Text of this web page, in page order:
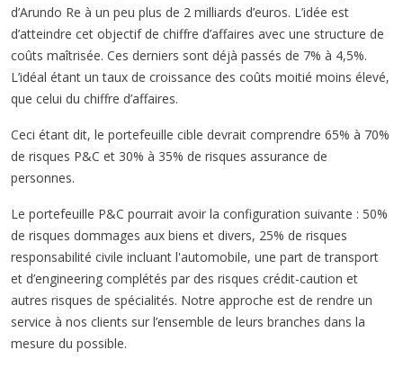
d’Arundo Re à un peu plus de 2 milliards d’euros. L’idée est
d’atteindre cet objectif de chiffre d’affaires avec une structure de
coûts maîtrisée. Ces derniers sont déjà passés de 7% à 4,5%.
L’idéal étant un taux de croissance des coûts moitié moins élevé,
que celui du chiffre d’affaires.
Ceci étant dit, le portefeuille cible devrait comprendre 65% à 70%
de risques P&C et 30% à 35% de risques assurance de
personnes.
Le portefeuille P&C pourrait avoir la configuration suivante : 50%
de risques dommages aux biens et divers, 25% de risques
responsabilité civile incluant l'automobile, une part de transport
et d’engineering complétés par des risques crédit-caution et
autres risques de spécialités. Notre approche est de rendre un
service à nos clients sur l’ensemble de leurs branches dans la
mesure du possible.